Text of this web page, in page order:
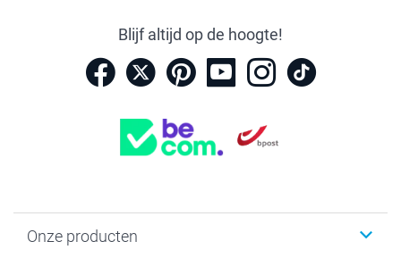
Blijf altijd op de hoogte!
Onze producten